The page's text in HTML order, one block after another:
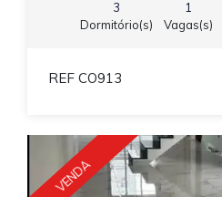
3
Dormitório(s)
1
Vagas(s)
REF CO913
VENDA